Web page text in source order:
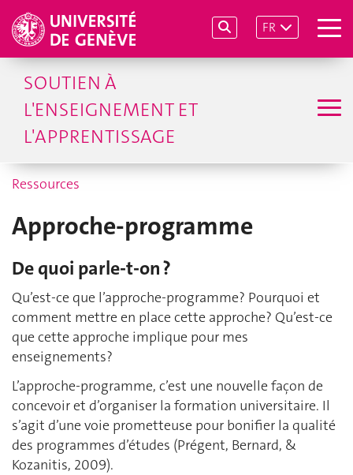
FR
SOUTIEN À
L'ENSEIGNEMENT ET
L'APPRENTISSAGE
Ressources
Approche-programme
De quoi parle-t-on ?
Qu’est‑ce que l’approche‑programme? Pourquoi et
comment mettre en place cette approche? Qu’est‑ce
que cette approche implique pour mes
enseignements?
L’approche‑programme, c’est une nouvelle façon de
concevoir et d’organiser la formation universitaire. Il
s’agit d’une voie prometteuse pour bonifier la qualité
des programmes d’études (Prégent, Bernard, &
Kozanitis, 2009).